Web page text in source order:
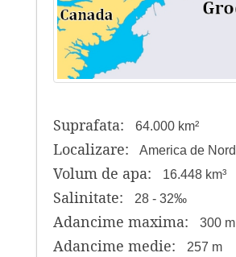
Suprafata: 64.000 km²
Localizare: America de Nord
Volum de apa: 16.448 km³
Salinitate: 28 - 32‰
Adancime maxima: 300 m
Adancime medie: 257 m